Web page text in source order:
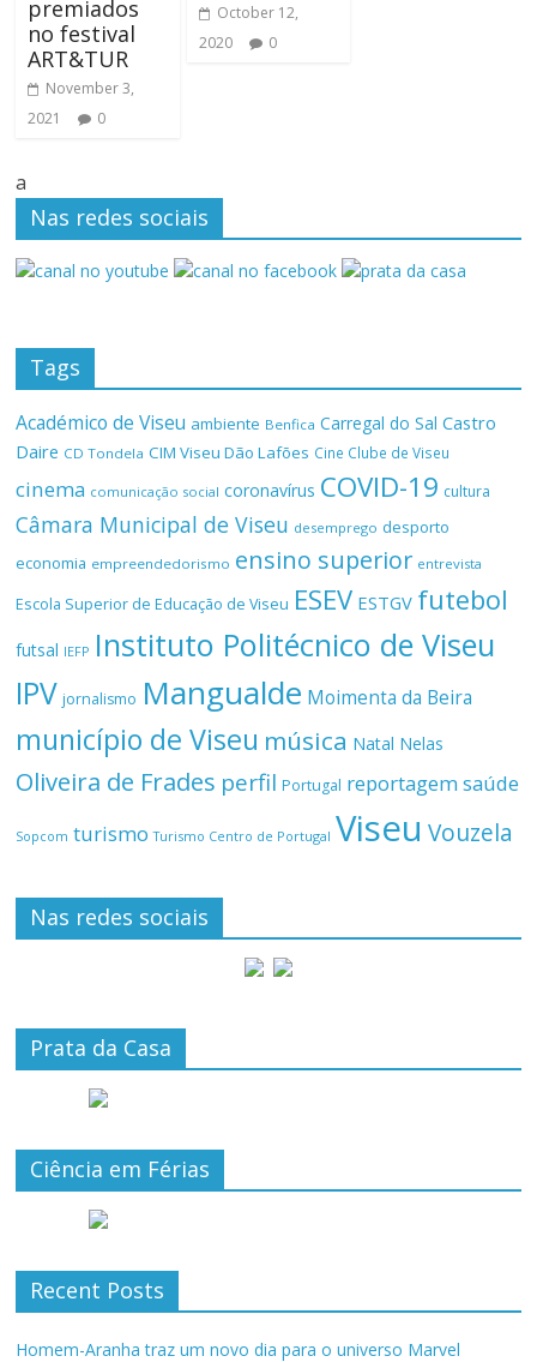
premiados
no festival
ART&TUR
November 3,
2021
0
October 12,
2020
0
a
Nas redes sociais
Tags
Académico de Viseu ambiente Benfica Carregal do Sal Castro
Daire CD Tondela CIM Viseu Dão Lafões Cine Clube de Viseu
cinema comunicação social coronavírus COVID-19 cultura
Câmara Municipal de Viseu desemprego desporto
economia empreendedorismo ensino superior entrevista
Escola Superior de Educação de Viseu ESEV ESTGV futebol
futsal IEFP Instituto Politécnico de Viseu
IPV jornalismo Mangualde Moimenta da Beira
município de Viseu música Natal Nelas
Oliveira de Frades perfil Portugal reportagemsaúde
Sopcom turismo Turismo Centro de Portugal Viseu Vouzela
Nas redes sociais
Prata da Casa
Ciência em Férias
Recent Posts
Homem-Aranha traz um novo dia para o universo Marvel